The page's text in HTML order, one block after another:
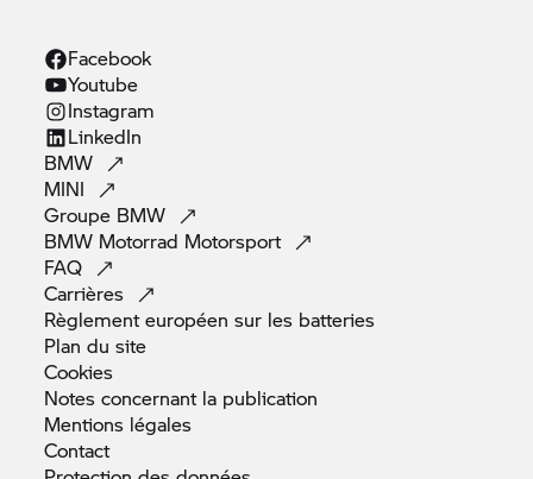
Facebook
Youtube
Instagram
LinkedIn
BMW
MINI
Groupe BMW
BMW Motorrad Motorsport
FAQ
Carrières
Règlement européen sur les batteries
Plan dusite
Cookies
Notes concernant la publication
Mentions légales
Contact